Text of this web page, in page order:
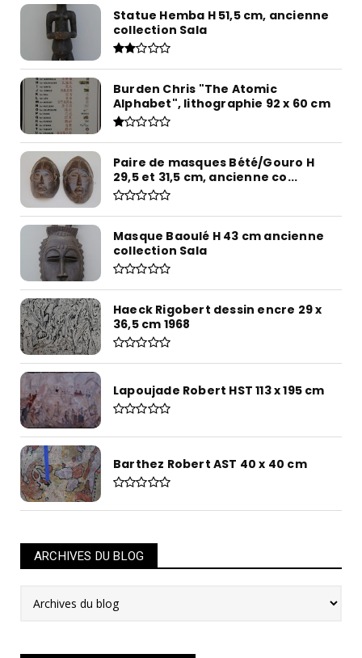
Statue Hemba H 51,5 cm, ancienne
collection Sala
Burden Chris "The Atomic
Alphabet", lithographie 92 x 60 cm
Paire de masques Bété/Gouro H
29,5 et 31,5 cm, ancienne co...
Masque Baoulé H 43 cm ancienne
collection Sala
Haeck Rigobert dessin encre 29 x
36,5 cm 1968
Lapoujade Robert HST 113 x 195 cm
Barthez Robert AST 40 x 40 cm
ARCHIVES DU BLOG